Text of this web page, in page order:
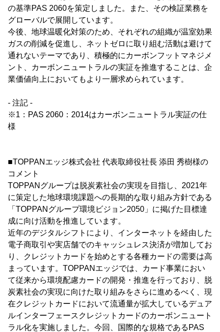
の基準PAS 2060を策定しました。また、その検証業務を
グローバルで展開しています。
今後、地球温暖化対策のため、それぞれの組織が温室効果
ガスの削減を促進し、ネットゼロに取り組む活動は避けて
通れないテーマであり、積極的にカーボンフットマネジメ
ント、カーボンニュートラルの実証を推進することは、企
業価値向上においてもより一層求められています。
- 注記 -
※1：PAS 2060：2014はカーボンニュートラル実証の仕
様
■TOPPANエッジ株式会社 代表取締役社長 添田 秀樹様の
コメント
TOPPANグループは脱炭素社会の実現を目指し、2021年
に策定した地球環境課題への長期的な取り組み方針である
「TOPPANグループ環境ビジョン2050」に掲げた目標達
成に向け活動を推進しています。
近年のデジタルシフトにより、インターネットを経由した
電子商取引や実店舗でのキャッシュレス決済が増加してお
り、クレジットカードを始めとする各種カードの需要は高
まっています。TOPPANエッジでは、カード事業におい
て従来から環境配慮カードの開発・推進を行っており、脱
炭素社会の実現に向けた取り組みをさらに進めるべく、現
在クレジットカードにおいて流通量が拡大しているデュア
ルインターフェースクレジットカードのカーボンニュート
ラル化を実施しました。今回、国際的な規格であるPAS